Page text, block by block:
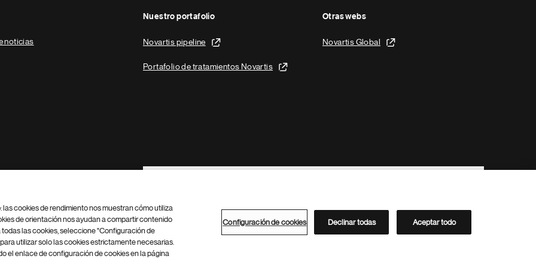
noticias
Nuestro portafolio
Novartis pipeline
Portafolio de tratamientos Novartis
Otras webs
Novartis Global
Footer Site Search
Configuración de cookies Mapa del sitio
Directorio de Novartis
cookies de rendimiento nos muestran cómo utiliza
de orientación nos ayudan a compartir contenido
las cookies, seleccione "Configuración de
utilizar solo las cookies estrictamente necesarias.
el enlace de configuración de cookies en la página
Configuración de cookies Declinar todas Aceptar todo